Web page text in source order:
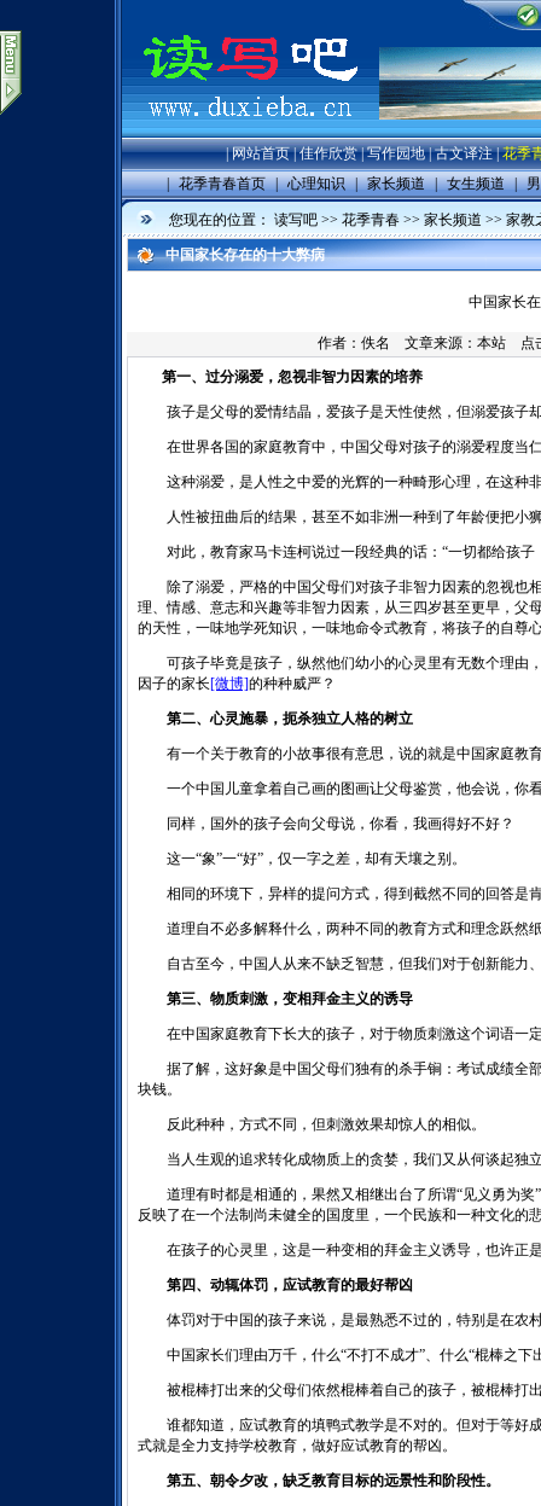
|网站首页|佳作欣赏|写作园地|古文译注|花季
| 花季青春首页 | 心理知识 | 家长频道 | 女生频道 |
您现在的位置： 读写吧 >> 花季青春 >> 家长频道 >> 家教
中国家长存在的十大弊病
中国家长
作者：佚名 文章来源： 本站 点
第一、过分溺爱，忽视非智力因素的培养
孩子是父母的爱情结晶，爱孩子是天性使然，但溺爱孩子
在世界各国的家庭教育中，中国父母对孩子的溺爱程度当
这种溺爱，是人性之中爱的光辉的一种畸形心理，在这种
人性被扭曲后的结果，甚至不如非洲一种到了年龄便把小
对此，教育家马卡连柯说过一段经典的话：“一切都给孩子
除了溺爱，严格的中国父母们对孩子非智力因素的忽视也
理、情感、意志和兴趣等非智力因素，从三四岁甚至更早，父
的天性，一味地学死知识，一味地命令式教育，将孩子的自尊
可孩子毕竟是孩子，纵然他们幼小的心灵里有无数个理由
因子的家长[微博]的种种威严？
第二、心灵施暴，扼杀独立人格的树立
有一个关于教育的小故事很有意思，说的就是中国家庭教
一个中国儿童拿着自己画的图画让父母鉴赏，他会说，你
同样，国外的孩子会向父母说，你看，我画得好不好？
这一“象”一“好”，仅一字之差，却有天壤之别。
相同的环境下，异样的提问方式，得到截然不同的回答是
道理自不必多解释什么，两种不同的教育方式和理念跃然
自古至今，中国人从来不缺乏智慧，但我们对于创新能力
第三、物质刺激，变相拜金主义的诱导
在中国家庭教育下长大的孩子，对于物质刺激这个词语一
据了解，这好象是中国父母们独有的杀手锏：考试成绩全
块钱。
反此种种，方式不同，但刺激效果却惊人的相似。
当人生观的追求转化成物质上的贪婪，我们又从何谈起独
道理有时都是相通的，果然又相继出台了所谓“见义勇为奖
反映了在一个法制尚未健全的国度里，一个民族和一种文化的
在孩子的心灵里，这是一种变相的拜金主义诱导，也许正
第四、动辄体罚，应试教育的最好帮凶
体罚对于中国的孩子来说，是最熟悉不过的，特别是在农
中国家长们理由万千，什么“不打不成才”、什么“棍棒之下
被棍棒打出来的父母们依然棍棒着自己的孩子，被棍棒打
谁都知道，应试教育的填鸭式教学是不对的。但对于等好
式就是全力支持学校教育，做好应试教育的帮凶。
第五、朝令夕改，缺乏教育目标的远景性和阶段性。